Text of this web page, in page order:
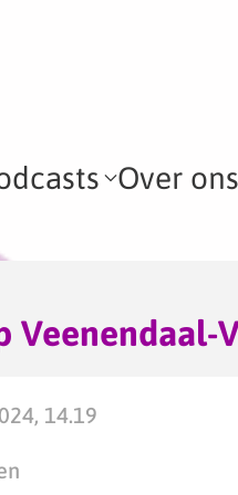
Over ons
Veenendaal-
14.19